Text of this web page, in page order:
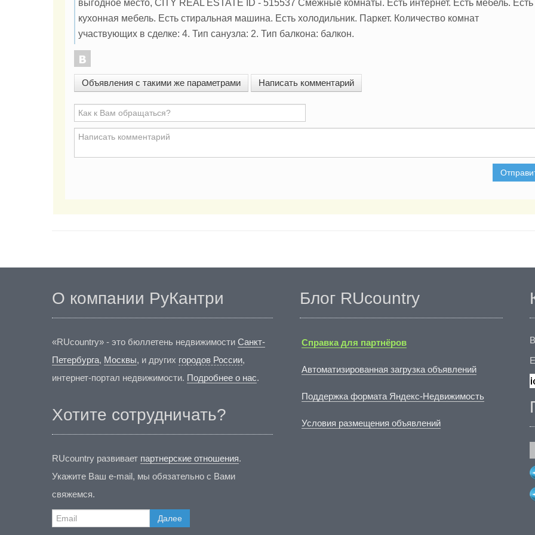
выгодное место, CITY REAL ESTATE ID - 515537 Смежные комнаты. Есть интернет. Есть мебель. Есть
кухонная мебель. Есть стиральная машина. Есть холодильник. Паркет. Количество комнат
участвующих в сделке: 4. Тип санузла: 2. Тип балкона: балкон.
Объявления с такими же параметрами Написать комментарий
О компании РуКантри
«RUcountry» - это бюллетень недвижимости Санкт-
Петербурга, Москвы, и других городов России,
интернет-портал недвижимости. Подробнее о нас.
Хотите сотрудничать?
RUcountry развивает партнерские отношения.
Укажите Ваш e-mail, мы обязательно с Вами
свяжемся.
Далее
Блог RUcountry
Справка для партнёров
Автоматизированная загрузка объявлений
Поддержка формата Яндекс-Недвижимость
Условия размещения объявлений